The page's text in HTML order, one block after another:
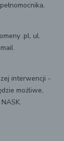
.pl, ul.
interwencji -
możliwe,